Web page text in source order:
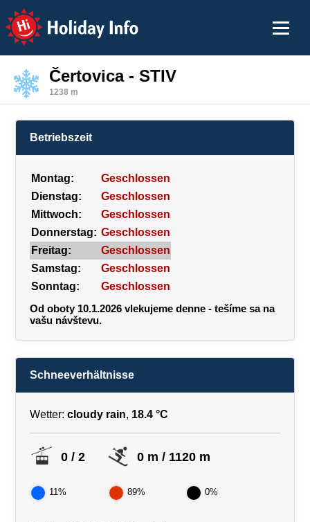
Holiday Info
Čertovica - STIV
1238 m
Betriebszeit
Montag:
Geschlossen
Dienstag:
Geschlossen
Mittwoch:
Geschlossen
Donnerstag: Geschlossen
Freitag:
Geschlossen
Samstag:
Geschlossen
Sonntag:
Geschlossen
Od oboty 10.1.2026 vlekujeme denne - tešíme sa na
vašu návštevu.
Schneeverhältnisse
Wetter: cloudy rain, 18.4 °C
0 / 2 0 m / 1120 m
11% 89% 0%